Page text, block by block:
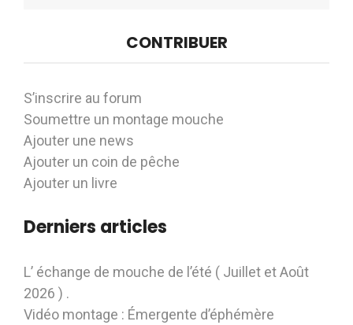
CONTRIBUER
S’inscrire au forum
Soumettre un montage mouche
Ajouter une news
Ajouter un coin de pêche
Ajouter un livre
Derniers articles
L’ échange de mouche de l’été ( Juillet et Août
2026 ) .
Vidéo montage : Émergente d’éphémère